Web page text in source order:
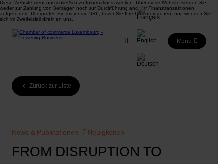
Diese Website dient ausschließlich zu Informationszwecken. Über diese Website werden Sie
weder zur Zahlung von Beiträgen noch zur Durchführung anderer Finanztransaktionen
aufgefordert. Überprüfen Sie immer die URL, bevor Sie Ihre Daten eingeben, und wenden Sie
sich im Zweifelsfall direkt an uns.
Menü
Zurück zur Liste
News & Publikationen Neuigkeiten
FROM DISRUPTION TO